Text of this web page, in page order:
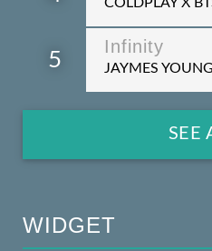
5
Infinity
JAYMES YOUNG
SEE
WIDGET